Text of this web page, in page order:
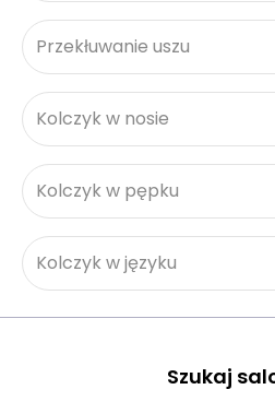
Przekłuwanie uszu
Kolczyk w nosie
Kolczyk w pępku
Kolczyk w języku
Szukaj